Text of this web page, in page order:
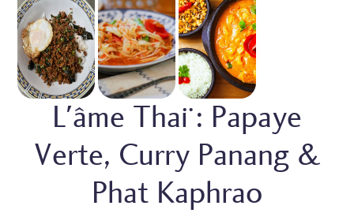
L'âme Thaï : Papaye
Verte, Curry Panang &
Phat Kaphrao